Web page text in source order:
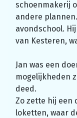
schoenmakerij
andere
avondschool.
van Kesteren,
Jan was een
mogelijkheden
deed.
Zo zette hij een
loketten, waar